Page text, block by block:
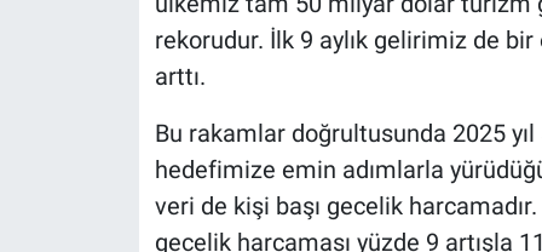
rekorudur. İlk 9 aylık gelirimiz de bir
arttı.
Bu rakamlar doğrultusunda 2025
hedefimize emin adımlarla
veri de kişi başı gecelik
gecelik harcaması yüzde 9 artışla